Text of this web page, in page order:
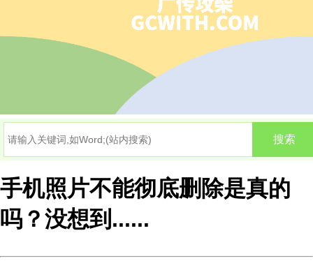
手机照片不能彻底删除是真的
吗？没想到......